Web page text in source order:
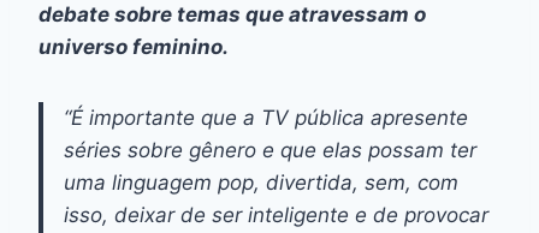
debate sobre temas que atravessam o
universo feminino.
“É importante que a TV pública apresente
séries sobre gênero e que elas possam ter
uma linguagem pop, divertida, sem, com
isso, deixar de ser inteligente e de provocar